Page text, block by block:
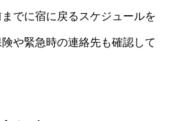
でに宿に戻るスケジュールを
や緊急時の連絡先も確認して